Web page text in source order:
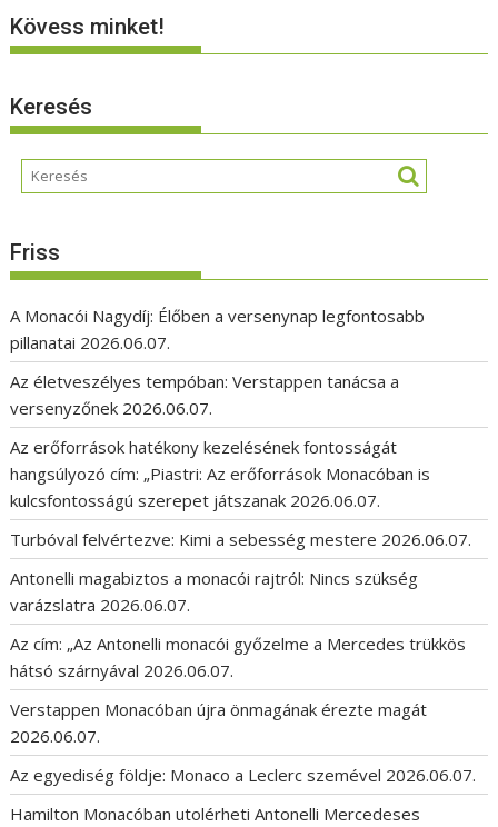
Kövess minket!
Keresés
Friss
A Monacói Nagydíj: Élőben a versenynap legfontosabb
pillanatai 2026.06.07.
Az életveszélyes tempóban: Verstappen tanácsa a
versenyzőnek 2026.06.07.
Az erőforrások hatékony kezelésének fontosságát
hangsúlyozó cím: „Piastri: Az erőforrások Monacóban is
kulcsfontosságú szerepet játszanak 2026.06.07.
Turbóval felvértezve: Kimi a sebesség mestere 2026.06.07.
Antonelli magabiztos a monacói rajtról: Nincs szükség
varázslatra 2026.06.07.
Az cím: „Az Antonelli monacói győzelme a Mercedes trükkös
hátsó szárnyával 2026.06.07.
Verstappen Monacóban újra önmagának érezte magát
2026.06.07.
Az egyediség földje: Monaco a Leclerc szemével 2026.06.07.
Hamilton Monacóban utolérheti Antonelli Mercedeses